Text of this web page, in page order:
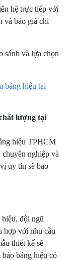
hệ trực tiếp với
và báo giá chi
sánh và lựa chọn
bảng hiệu tại
lượng tại
hiệu TPHCM
nghiệp và
uy tín sẽ bao
đội ngũ
hợp với nhu cầu
thiết kế sẽ
bảng hiệu có